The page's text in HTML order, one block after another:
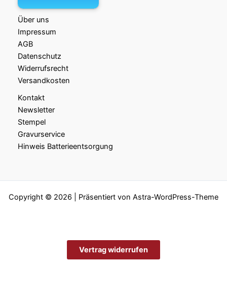
Über uns
Impressum
AGB
Datenschutz
Widerrufsrecht
Versandkosten
Kontakt
Newsletter
Stempel
Gravurservice
Hinweis Batterieentsorgung
Copyright © 2026 | Präsentiert von Astra-WordPress-Theme
Vertrag widerrufen